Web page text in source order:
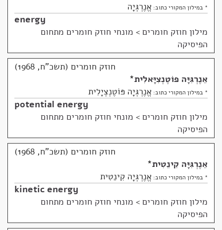
* במילון המקורי כתוב: אֱנֶרְגְּיָה
energy
מילון חוזק חומרים > מונחי חוזק חומרים מתחום
הפיסיקה
חוזק חומרים (תשכ"ח, 1968)
אֵנֶרְגִּיָּה פּוֹטֶנְצִיָּאלִית*
* במילון המקורי כתוב: אֱנֶרְגְּיָה פּוֹטֶנְצְיָלִית
potential energy
מילון חוזק חומרים > מונחי חוזק חומרים מתחום
הפיסיקה
חוזק חומרים (תשכ"ח, 1968)
אֵנֶרְגִּיָּה קִינֵטִית*
* במילון המקורי כתוב: אֱנֶרְגְּיָה קִינֵטִית
kinetic energy
מילון חוזק חומרים > מונחי חוזק חומרים מתחום
הפיסיקה